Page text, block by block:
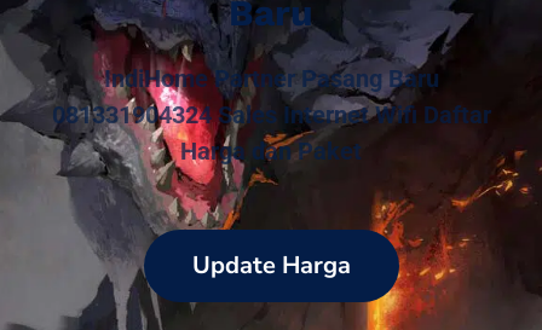
Baru
IndiHome Partner Pasang Baru
081331904324 Sales Internet Wifi Daftar
Harga dan Paket
Update Harga